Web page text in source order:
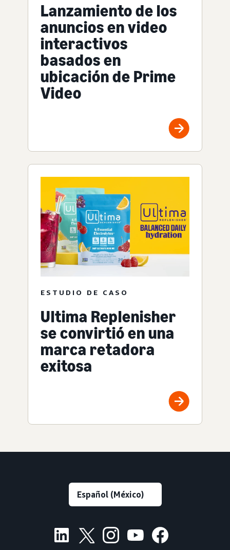
Lanzamiento de los
anuncios en video
interactivos
basados en
ubicación de Prime
Video
ESTUDIO DE CASO
Ultima Replenisher
se convirtió en una
marca retadora
exitosa